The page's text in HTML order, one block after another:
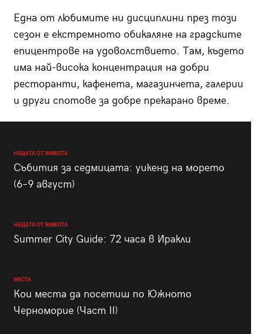
Една от любимите ни дисциплини през този
сезон е екстремното обикаляне на градските
епицентрове на удоволствието. Там, където
има най-висока концентрация на добри
ресторанти, кафенета, магазинчета, галерии
и други спотове за добре прекарано време.
НЕЩАТА ОТ ЖИВОТА
Събития за седмицата: уикенд на морето
(6–9 август)
НЕЩАТА ОТ ЖИВОТА
Summer City Guide: 72 часа в Иракли
МЕСТА
Кои места да посетиш по Южното
Черноморие (Част II)